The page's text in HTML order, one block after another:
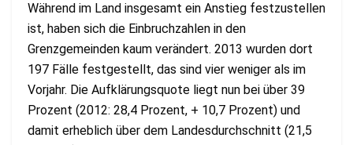
Während im Land insgesamt ein Anstieg festzustellen
ist, haben sich die Einbruchzahlen in den
Grenzgemeinden kaum verändert. 2013 wurden dort
197 Fälle festgestellt, das sind vier weniger als im
Vorjahr. Die Aufklärungsquote liegt nun bei über 39
Prozent (2012: 28,4 Prozent, + 10,7 Prozent) und
damit erheblich über dem Landesdurchschnitt (21,5